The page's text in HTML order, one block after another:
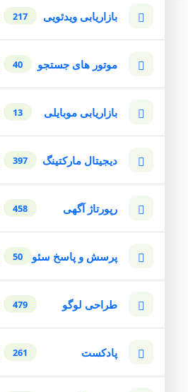
بازاریابی ویدئویی 217
موتور های جستجو 40
بازاریابی موبایلی 13
دیجیتال مارکتینگ 397
رپورتاژ آگهی 458
پرسش و پاسخ سئو 50
طراحی لوگو 479
پادکست 261